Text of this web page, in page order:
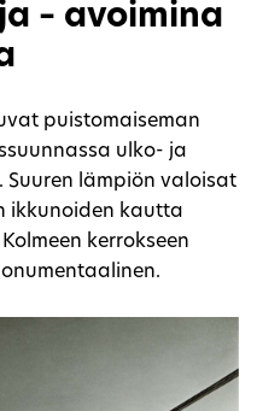
– avoimina
puistomaiseman
ulko- ja
lämpiön valoisat
ikkunoiden kautta
kerrokseen